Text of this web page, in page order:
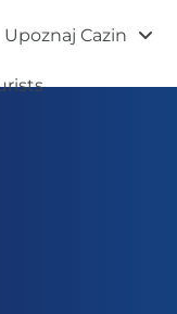
Upoznaj Cazin